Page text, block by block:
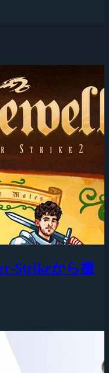
Strikeから撤